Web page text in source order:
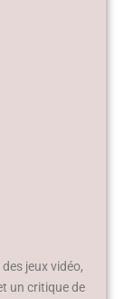
jeux vidéo,
un critique de